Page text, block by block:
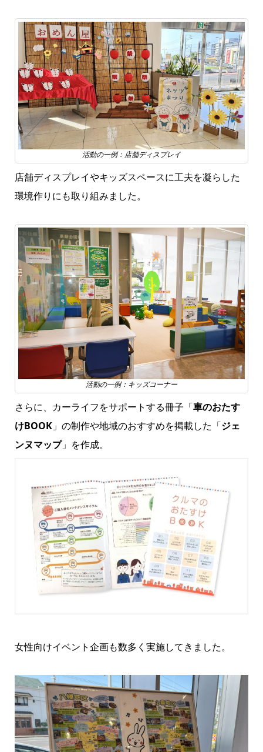
活動の一例：店舗ディスプレイ
店舗ディスプレイやキッズスペースに工夫を凝らした
環境作りにも取り組みました。
活動の一例：キッズコーナー
さらに、カーライフをサポートする冊子「車のおたす
けBOOK」の制作や地域のおすすめを掲載した「ジェ
ンヌマップ」を作成。
女性向けイベント企画も数多く実施してきました。